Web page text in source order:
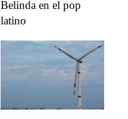
Belinda en el pop
latino